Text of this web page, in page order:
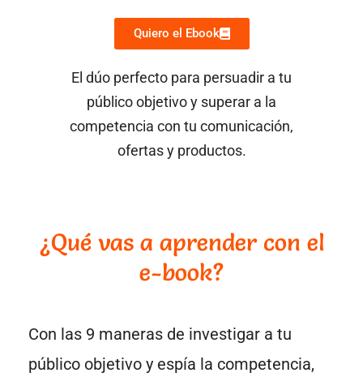
Quiero el Ebook
El dúo perfecto para persuadir a tu
público objetivo y superar a la
competencia con tu comunicación,
ofertas y productos.
¿Qué vas a aprender con el
e-book?
Con las 9 maneras de investigar a tu
público objetivo y espía la competencia,